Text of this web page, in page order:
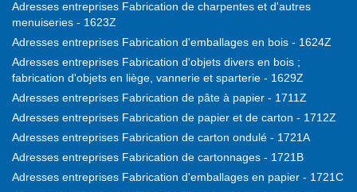
Adresses entreprises Fabrication de charpentes et d'autres
menuiseries - 1623Z
Adresses entreprises Fabrication d'emballages en bois - 1624Z
Adresses entreprises Fabrication d'objets divers en bois ;
fabrication d'objets en liège, vannerie et sparterie - 1629Z
Adresses entreprises Fabrication de pâte à papier - 1711Z
Adresses entreprises Fabrication de papier et de carton - 1712Z
Adresses entreprises Fabrication de carton ondulé - 1721A
Adresses entreprises Fabrication de cartonnages - 1721B
Adresses entreprises Fabrication d'emballages en papier - 1721C